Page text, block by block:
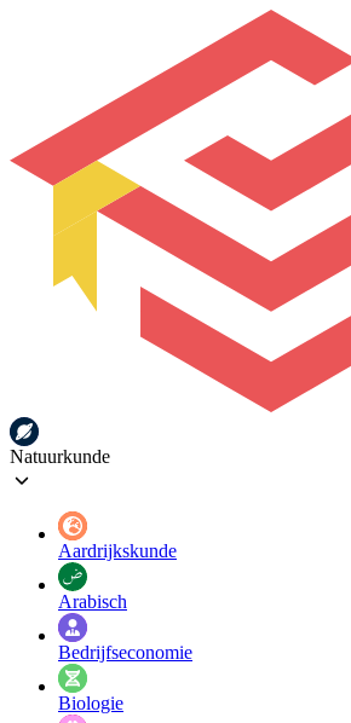
Natuurkunde
Aardrijkskunde
Arabisch
Bedrijfseconomie
Biologie